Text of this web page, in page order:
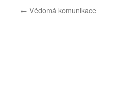
← Vědomá komunikace